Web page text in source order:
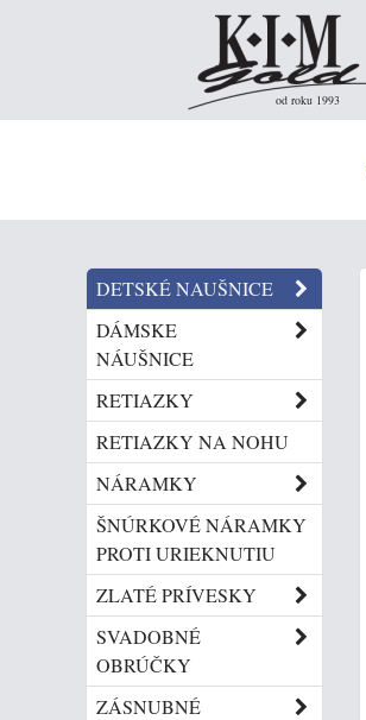
od roku 1993
DETSKÉ NAUŠNICE
DÁMSKE
NÁUŠNICE
RETIAZKY
RETIAZKY NA NOHU
NÁRAMKY
ŠNÚRKOVÉ NÁRAMKY
PROTI URIEKNUTIU
ZLATÉ PRÍVESKY
SVADOBNÉ
OBRÚČKY
ZÁSNUBNÉ